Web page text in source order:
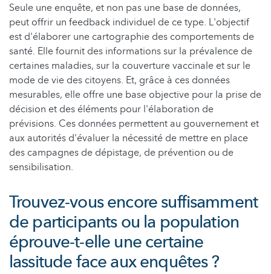
Seule une enquête, et non pas une base de données,
peut offrir un feedback individuel de ce type. L'objectif
est d'élaborer une cartographie des comportements de
santé. Elle fournit des informations sur la prévalence de
certaines maladies, sur la couverture vaccinale et sur le
mode de vie des citoyens. Et, grâce à ces données
mesurables, elle offre une base objective pour la prise de
décision et des éléments pour l'élaboration de
prévisions. Ces données permettent au gouvernement et
aux autorités d'évaluer la nécessité de mettre en place
des campagnes de dépistage, de prévention ou de
sensibilisation.
Trouvez-vous encore suffisamment
de participants ou la population
éprouve-t-elle une certaine
lassitude face aux enquêtes ?